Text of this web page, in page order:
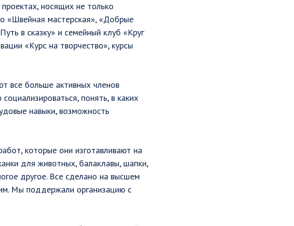
носящих не только
«Швейная мастерская», «Добрые
в сказку» и семейный клуб «Круг
«Курс на творчество», курсы
все больше активных членов
понять, в каких
навыки, возможность
которые они изготавливают на
для животных, балаклавы, шапки,
другое. Все сделано на высшем
Мы поддержали организацию с